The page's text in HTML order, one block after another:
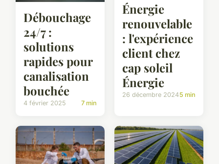
Débouchage
24/7 :
solutions
rapides pour
canalisation
bouchée
4 février 2025 7 min
Énergie
renouvelable
: l'expérience
client chez
cap soleil
Énergie
26 décembre 20245 min